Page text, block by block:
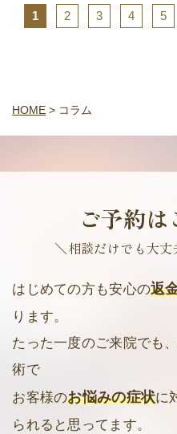
1 2 3 4 5
HOME > コラム
ご予約は
＼相談だけでも大
はじめての方も安心の返
ります。
たった一度のご来院でも
術で
お客様のお悩みの症状に
られると思ってます。